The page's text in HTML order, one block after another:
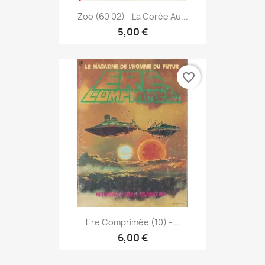
Zoo (60 02) - La Corée Au...
5,00 €
Ere Comprimée (10) -...
6,00 €
favorite_border